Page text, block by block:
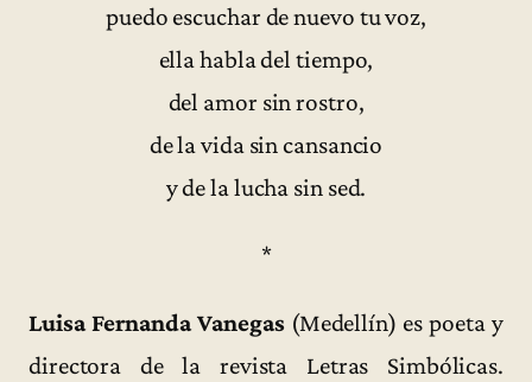
puedo escuchar de nuevo tu voz,
ella habla del tiempo,
del amor sin rostro,
de la vida sin cansancio
y de la lucha sin sed.
*
Luisa Fernanda Vanegas(Medellín) es poeta y
directora de la revista Letras Simbólicas.